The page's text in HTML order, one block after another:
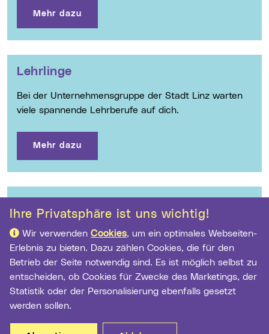
Mehr dazu
Lehrlinge
Bei der Unternehmensgruppe der Stadt Linz warten
viele spannende Lehrberufe auf dich.
Mehr dazu
3000 Mitarbeiterinnen und Mitarbeiter engagieren
sich täglich für Linz.
Mehr dazu
Ihre Privatsphäre ist uns wichtig!
Wir verwenden Cookies, um ein optimales Webseiten-
Erlebnis zu bieten. Dazu zählen Cookies, die für den
Betrieb der Seite notwendig sind. Es ist möglich selbst zu
entscheiden, ob Cookies für Zwecke des Marketings, der
Statistik oder der Personalisierung ebenfalls gesetzt
werden sollen.